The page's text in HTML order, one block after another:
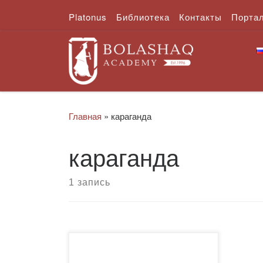
Перейти к содержимому
Platonus Библиотека Контакты
Главная » караганда
караганда
1 запись